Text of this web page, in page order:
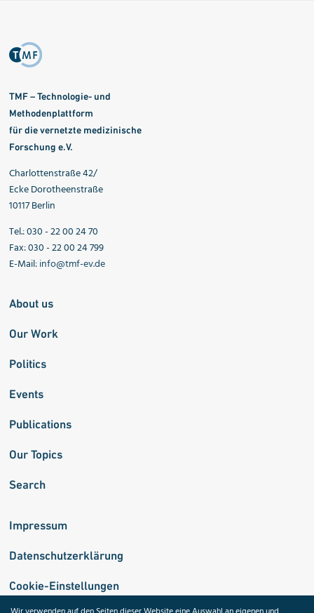
TMF – Technologie- und
Methodenplattform
für die vernetzte medizinische
Forschung e.V.
Charlottenstraße 42/
Ecke Dorotheenstraße
10117 Berlin
Tel.: 030 - 22 00 24 70
Fax: 030 - 22 00 24 799
E-Mail:info@tmf-ev.de
About us
Our Work
Politics
Events
Publications
Our Topics
Search
Impressum
Datenschutzerklärung
Cookie-Einstellungen